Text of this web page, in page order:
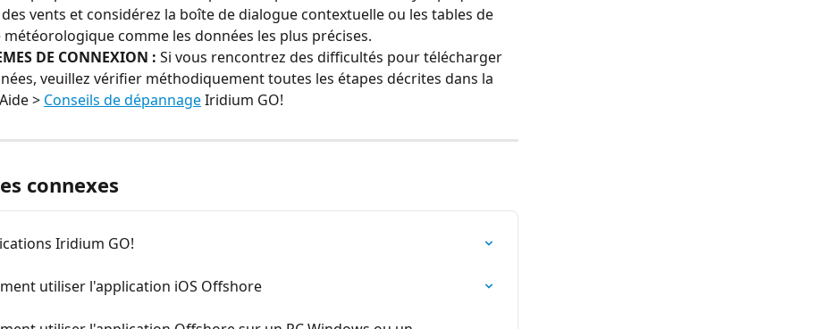
vents et considérez la boîte de dialogue contextuelle ou les tables de
comme les données les plus précises.
DE CONNEXION : Si vous rencontrez des difficultés pour télécharger
veuillez vérifier méthodiquement toutes les étapes décrites dans la
> Conseils de dépannage Iridium GO!
connexes
Iridium GO!
utiliser l'application iOS Offshore